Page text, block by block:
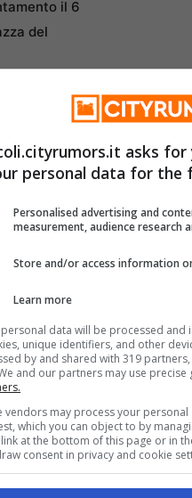
il 6
del
Ascoliva
al
lezione
7 agosto
Simon
ufficio
il 5, 14 e
asks
personal data for the
Personalised advertising and
measurement, audience research
Store and/or access information
Learn more
data will be processed
unique identifiers, and other
by and shared with 319
and our partners may use
vendors may process your
which you can object to by
at the bottom of this page or in
consent in privacy and cookie